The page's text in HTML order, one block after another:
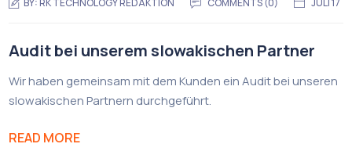
BY:RK TECHNOLOGY REDAKTION COMMENTS (0) JULI 17
Audit bei unserem slowakischen Partner
Wir haben gemeinsam mit dem Kunden ein Audit bei unseren
slowakischen Partnern durchgeführt.
READ MORE